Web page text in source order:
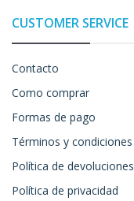
CUSTOMER SERVICE
Contacto
Como comprar
Formas de pago
Términos y condiciones
Política de devoluciones
Política de privacidad